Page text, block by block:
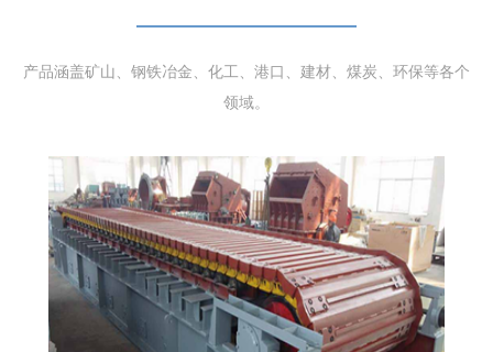
产品涵盖矿山、钢铁冶金、化工、港口、建材、煤炭、环保等各个
领域。